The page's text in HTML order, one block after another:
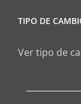
TIPO DE
Ver tipo de